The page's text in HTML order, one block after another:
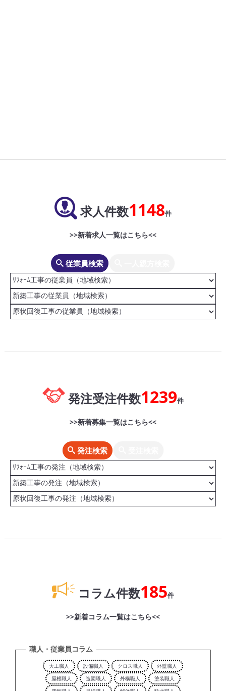
求人件数1148件
>>新着求人一覧はこちら<<
従業員検索
発注受注件数1239件
>>新着募集一覧はこちら<<
発注検索
コラム件数185件
>>新着コラム一覧はこちら<<
職人・従業員コラム
大工職人 設備職人 クロス職人
外壁職人
屋根職人
造園職人 外構職人
塗装職人